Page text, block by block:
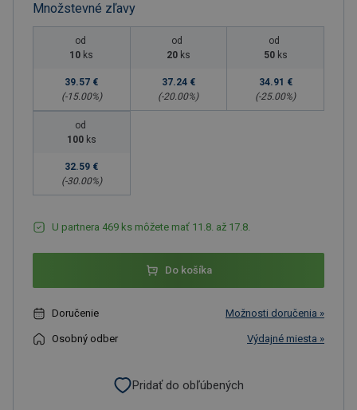
Množstevné zľavy
od
10 ks
39.57 €
(-15.00%)
od
20 ks
37.24 €
(-20.00%)
od
50 ks
34.91 €
(-25.00%)
od
100 ks
32.59 €
(-30.00%)
U partnera 469 ks môžete mať 11.8. až 17.8.
Do košíka
Doručenie Možnosti doručenia »
Osobný odber Výdajné miesta »
Pridať do obľúbených